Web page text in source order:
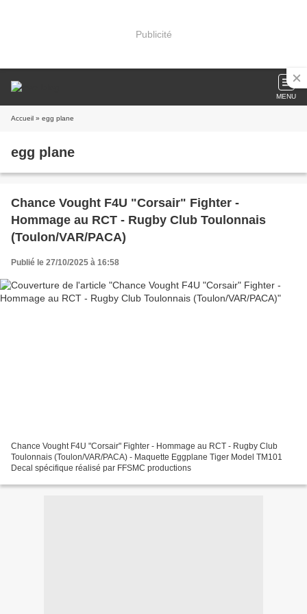
Publicité
MENU
Accueil » egg plane
egg plane
Chance Vought F4U "Corsair" Fighter -
Hommage au RCT - Rugby Club Toulonnais
(Toulon/VAR/PACA)
Publié le 27/10/2025 à 16:58
Chance Vought F4U "Corsair" Fighter - Hommage au RCT - Rugby Club
Toulonnais (Toulon/VAR/PACA) - Maquette Eggplane Tiger Model TM101
Decal spécifique réalisé par FFSMC productions